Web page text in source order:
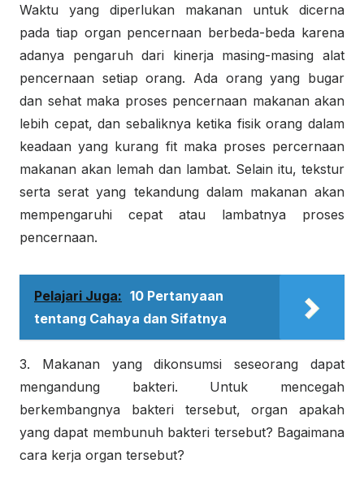
Waktu yang diperlukan makanan untuk dicerna
pada tiap organ pencernaan berbeda-beda karena
adanya pengaruh dari kinerja masing-masing alat
pencernaan setiap orang. Ada orang yang bugar
dan sehat maka proses pencernaan makanan akan
lebih cepat, dan sebaliknya ketika fisik orang dalam
keadaan yang kurang fit maka proses percernaan
makanan akan lemah dan lambat. Selain itu, tekstur
serta serat yang tekandung dalam makanan akan
mempengaruhi cepat atau lambatnya proses
pencernaan.
Pelajari Juga: 10 Pertanyaan
tentang Cahaya dan Sifatnya
3. Makanan yang dikonsumsi seseorang dapat
mengandung bakteri. Untuk mencegah
berkembangnya bakteri tersebut, organ apakah
yang dapat membunuh bakteri tersebut? Bagaimana
cara kerja organ tersebut?